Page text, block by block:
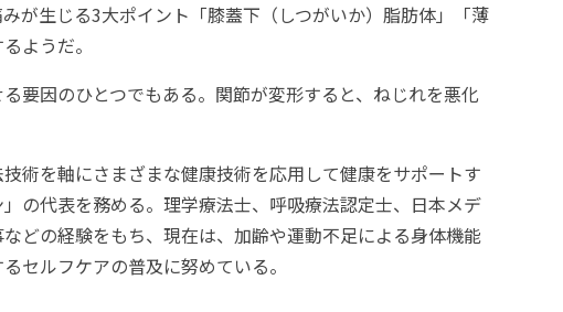
が生じる3大ポイント「膝蓋下（しつがいか）脂肪体」「薄
ようだ。
要因のひとつでもある。関節が変形すると、ねじれを悪化
術を軸にさまざまな健康技術を応用して健康をサポートす
の代表を務める。理学療法士、呼吸療法認定士、日本メデ
どの経験をもち、現在は、加齢や運動不足による身体機能
セルフケアの普及に努めている。